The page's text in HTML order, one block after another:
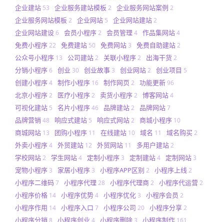
企业建站 53 企业服务建站模板 2 企业服务网站案例 2
企业服务网站模板 2 企业网站 5 企业网站建站2
企业网站建设6 会员小程序2 会员管理 4 作品集网站4
免费小程序22 免费建站 50 免费网站 3 免费自助建站2
公众号小程序 13 公司建站2 关联小程序2 出海干货2
分销小程序6 创业 30 创业故事 3 创业网站2 创业项目 5
创建小程序4 制作小程序 16 制作网页 2 功能更新96
北京小程序2 医疗小程序2 卖货小程序2 博客网站4
可视化建站 5 名片小程序46 品牌建站2 品牌网站7
品牌营销 48 响应式建站 5 响应式网站2 商城小程序 10
商城网站 13 团购小程序 11 在线建站 10 域名 11 域名购买2
外卖小程序4 外贸建站 12 外贸网站 11 多用户建站2
学校网站2 学生网站4 定制小程序 3 定制建站4 定制网站 3
宠物小程序 3 家居小程序 3 小程序APP区别 2 小程序上线 2
小程序二维码7 小程序代理 28 小程序代理商2 小程序代运营2
小程序价格 14 小程序优势4 小程序优化 3 小程序会员 2
小程序作用 14 小程序入口 7 小程序公司 20 小程序分享2
小程序分销 8 小程序创业 4 小程序删除 3 小程序制作 161